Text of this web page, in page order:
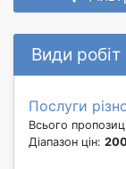
Види робіт
Послуги
Всього
Діапазон цін: